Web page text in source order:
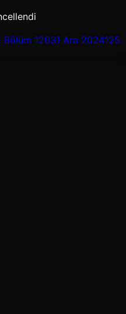
Bölüm 12631 Ara 2024125.